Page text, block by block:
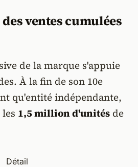
ventes cumulées
de la marque s'appuie
À la fin de son 10e
qu'entité indépendante,
les 1,5 million d'unités de
Détail